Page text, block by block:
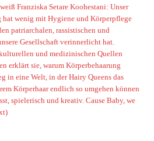
Franziska Setare Koohestani: Unser
hat wenig mit Hygiene und Körperpflege
patriarchalen, rassistischen und
Gesellschaft verinnerlicht hat.
und medizinischen Quellen
erklärt sie, warum Körperbehaarung
in eine Welt, in der Hairy Queens das
Körperhaar endlich so umgehen können
spielerisch und kreativ. Cause Baby, we